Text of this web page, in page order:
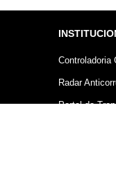
Controladoria
Radar
Portal da